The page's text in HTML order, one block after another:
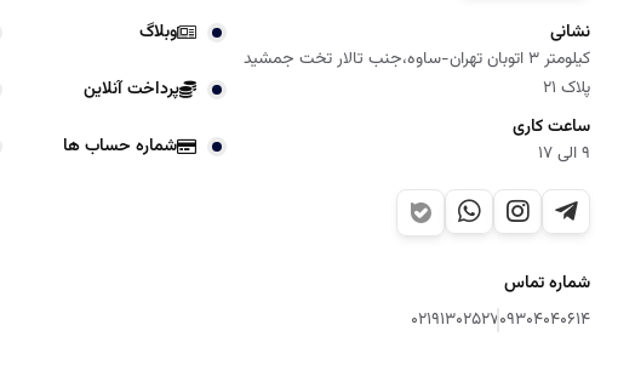
نشانی
کیلومتر 3 اتوبان تهران-ساوه،جنب تالار تخت جمشید
پلاک 21
ساعت کاری
9 الی 17
شماره تماس
09304040614
02191302527
وبلاگ
پرداخت آنلاین
شماره حساب ها